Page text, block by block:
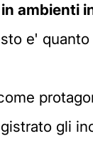
ambienti
e'
gli